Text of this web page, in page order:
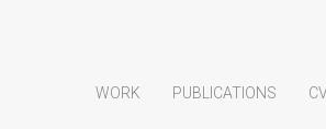
WORK PUBLICATIONS